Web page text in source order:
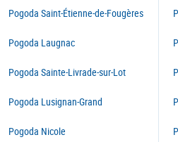
Pogoda Saint-Étienne-de-Fougères
Pogoda Laugnac
Pogoda Sainte-Livrade-sur-Lot
Pogoda Lusignan-Grand
Pogoda Nicole